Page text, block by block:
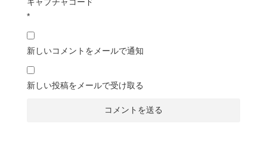
*
新しいコメントをメールで通知
新しい投稿をメールで受け取る